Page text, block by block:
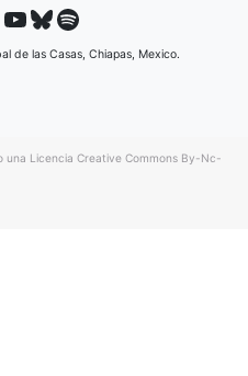
YouTube Bluesky Spotify
de las Casas, Chiapas, Mexico.
una Licencia Creative Commons By-Nc-